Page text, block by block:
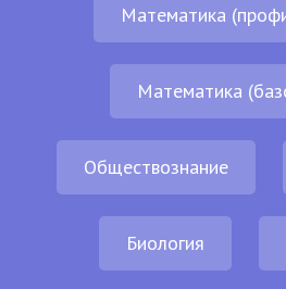
Математика
Математика
Обществознание
Биология